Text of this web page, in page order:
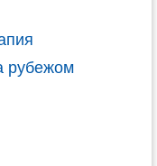
рубежом